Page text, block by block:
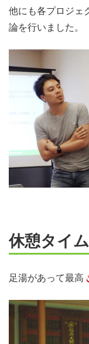
他にも各プロジェ
論を行いました。
休憩タイム
足湯があって最高